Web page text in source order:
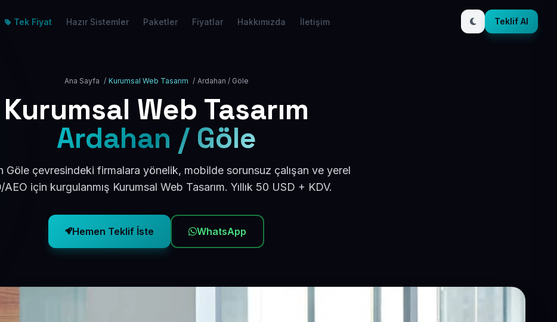
Tek Fiyat Hazır Sistemler Paketler Fiyatlar Hakkımızda İletişim Teklif Al
Ana Sayfa / Kurumsal Web Tasarım / Ardahan / Göle
Kurumsal Web Tasarım
Ardahan / Göle
Göle çevresindeki firmalara yönelik, mobilde sorunsuz çalışan ve yerel
AEO için kurgulanmış Kurumsal Web Tasarım. Yıllık 50 USD + KDV.
Hemen Teklif İste WhatsApp